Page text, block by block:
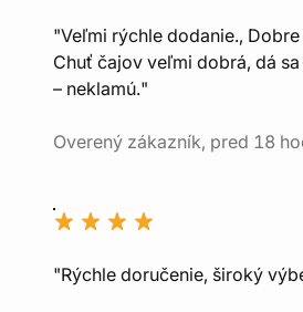
"Veľmi rýchle dodanie.,
Chuť čajov veľmi dobrá, dá
– neklamú."
Overený zákazník, pred 18
"Rýchle doručenie, široký